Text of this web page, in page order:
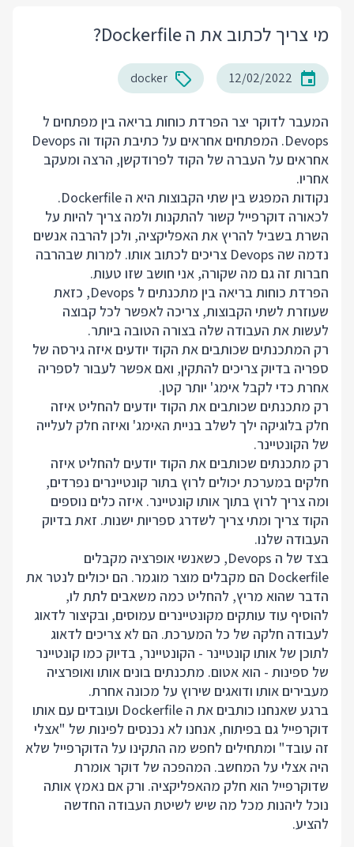
מי צריך לכתוב את ה Dockerfile?
12/02/2022
docker
המעבר לדוקר יצר הפרדת כוחות בריאה בין מפתחים ל
Devops. המפתחים אחראים על כתיבת הקוד וה Devops
אחראים על העברה של הקוד לפרודקשן, הרצה ומעקב
אחריו.
נקודות המפגש בין שתי הקבוצות היא ה Dockerfile.
לכאורה דוקרפייל קשור להתקנות ולמה צריך להיות על
השרת בשביל להריץ את האפליקציה, ולכן להרבה אנשים
נדמה שה Devops צריכים לכתוב אותו. למרות שבהרבה
חברות זה גם מה שקורה, אני חושב שזו טעות.
הפרדת כוחות בריאה בין מתכנתים ל Devops, כזאת
שעוזרת לשתי הקבוצות, צריכה לאפשר לכל קבוצה
לעשות את העבודה שלה בצורה הטובה ביותר.
רק המתכנתים שכותבים את הקוד יודעים איזה גירסה של
ספריה בדיוק צריכים להתקין, ואם אפשר לעבור לספריה
אחרת כדי לקבל אימג' יותר קטן.
רק מתכנתים שכותבים את הקוד יודעים להחליט איזה
חלק בלוגיקה ילך לשלב בניית האימג' ואיזה חלק לעלייה
של הקונטיינר.
רק מתכנתים שכותבים את הקוד יודעים להחליט איזה
חלקים במערכת יכולים לרוץ בתור קונטיינרים נפרדים,
ומה צריך לרוץ בתוך אותו קונטיינר. איזה כלים נוספים
הקוד צריך ומתי צריך לשדרג ספריות ישנות. זאת בדיוק
העבודה שלנו.
בצד של ה Devops, כשאנשי אופרציה מקבלים
Dockerfile הם מקבלים מוצר מוגמר. הם יכולים לנטר את
הדבר שהוא מריץ, להחליט כמה משאבים לתת לו,
להוסיף עוד עותקים מקונטיינרים עמוסים, ובקיצור לדאוג
לעבודה חלקה של כל המערכת. הם לא צריכים לדאוג
לתוכן של אותו קונטיינר - הקונטיינר, בדיוק כמו קונטיינר
של ספינות - הוא אטום. מתכנתים בונים אותו ואופרציה
מעבירים אותו ודואגים שירוץ על מכונה אחרת.
ברגע שאנחנו כותבים את ה Dockerfile ועובדים עם אותו
דוקרפייל גם בפיתוח, אנחנו לא נכנסים לפינות של "אצלי
זה עובד" ומתחילים לחפש מה התקינו על הדוקרפייל שלא
היה אצלי על המחשב. המהפכה של דוקר אומרת
שדוקרפייל הוא חלק מהאפליקציה. ורק אם נאמץ אותה
נוכל ליהנות מכל מה שיש לשיטת העבודה החדשה
להציע.